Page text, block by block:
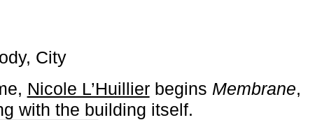
City
Nicole L’Huillierbegins ­ Membrane,
with the building itself.